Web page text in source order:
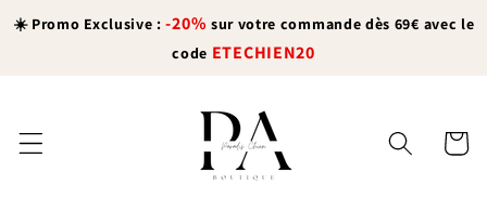
passer
☀️ Promo Exclusive :-20% sur votre commande dès 69€ avec le
code ETECHIEN20
Panier